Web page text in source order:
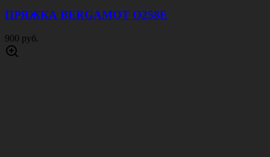
ПРЯЖКА BERGAMOT O258E
900 руб.